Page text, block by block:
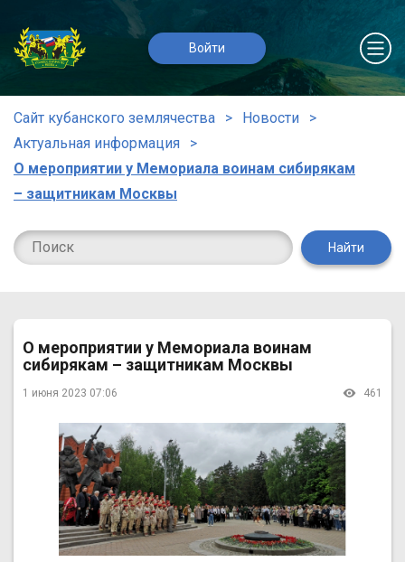
Войти
Сайт кубанского землячества
Новости
Актуальная информация
О мероприятии у Мемориала воинам сибирякам
– защитникам Москвы
Найти
О мероприятии у Мемориала воинам
сибирякам – защитникам Москвы
1 июня 2023 07:06 461